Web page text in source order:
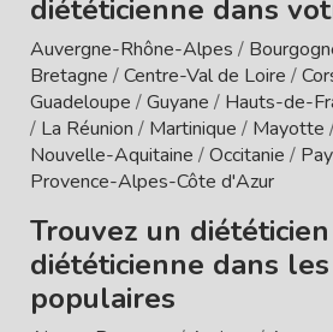
diététicienne dans
Auvergne-Rhône-Alpes /
Bretagne /Centre-Val de Loire /
Guadeloupe /Guyane / Hauts-de-
/ La Réunion / Martinique / Mayotte
Nouvelle-Aquitaine /Occitanie /
Provence-Alpes-Côte d'Azur
Trouvez un
diététicienne dans
populaires